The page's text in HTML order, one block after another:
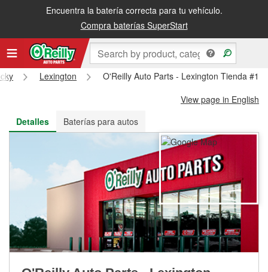
Encuentra la batería correcta para tu vehículo.
Compra baterías SuperStart
Recibe tu orden gratis al día siguiente o recógela en la tienda
Lexington
O'Reilly Auto Parts - Lexington Tienda
View page in English
Detalles
Baterías para autos